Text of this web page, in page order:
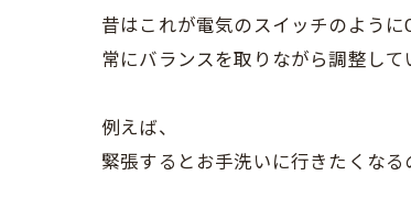
昔はこれが電気のスイッチのように
常にバランスを取りながら調整して
例えば、
緊張するとお手洗いに行きたくな